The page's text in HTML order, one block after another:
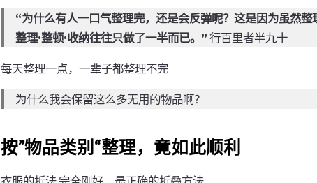
“为什么有人一口气整理完，还是会反弹呢？这是因为虽然
整理·整顿·收纳往往只做了一半而已。” 行百里者半九十
每天整理一点，一辈子都整理不完
为什么我会保留这么多无用的物品啊？
按”物品类别“整理，竟如此顺利